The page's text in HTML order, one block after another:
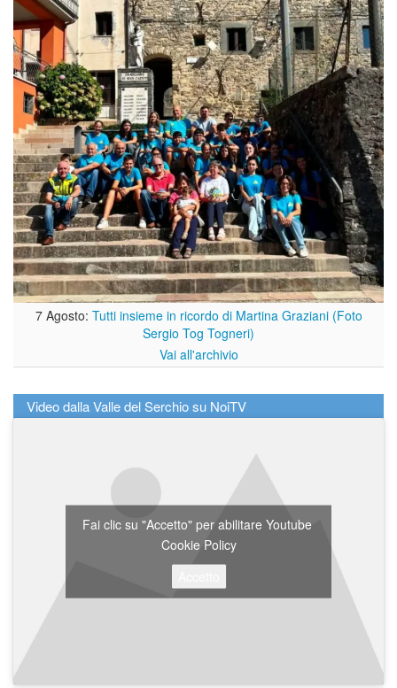
7 Agosto: Tutti insieme in ricordo di Martina Graziani (Foto
Sergio Tog Togneri)
Vai all'archivio
Video dalla Valle del Serchio su NoiTV
Fai clic su "Accetto" per abilitare Youtube
Cookie Policy